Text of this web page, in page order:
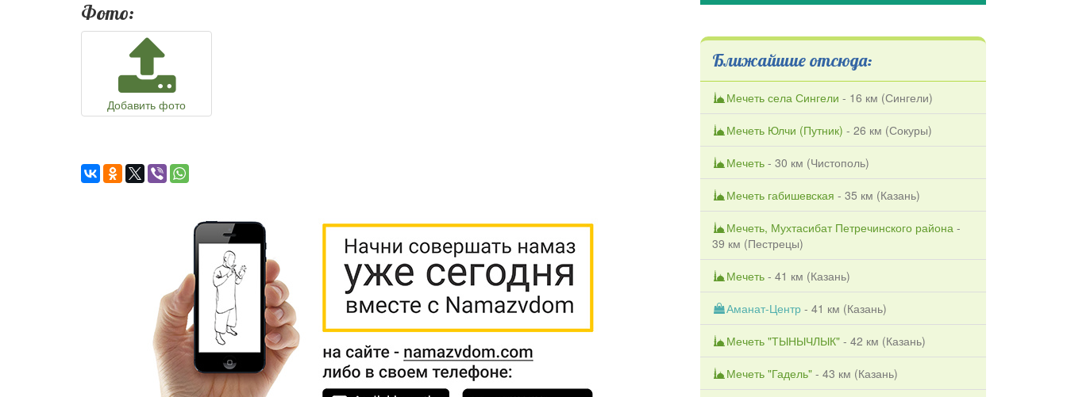
Фото:
Добавить фото
Ближайшие отсюда:
Мечеть села Сингели - 16 км (Сингели)
Мечеть Юлчи (Путник) - 26 км (Сокуры)
Мечеть - 30 км (Чистополь)
Мечеть габишевская - 35 км (Казань)
Мечеть, Мухтасибат Петречинского района -
39 км (Пестрецы)
Мечеть - 41 км (Казань)
Аманат-Центр - 41 км (Казань)
Мечеть "ТЫНЫЧЛЫК" - 42 км (Казань)
Мечеть "Гадель" - 43 км (Казань)